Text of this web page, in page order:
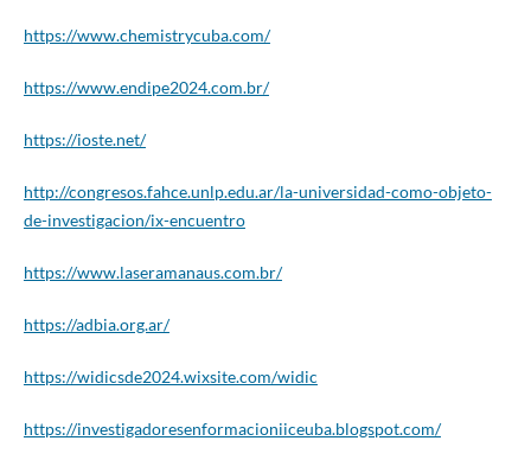
https://www.chemistrycuba.com/
https://www.endipe2024.com.br/
https://ioste.net/
http://congresos.fahce.unlp.edu.ar/la-universidad-como-objeto-
de-investigacion/ix-encuentro
https://www.laseramanaus.com.br/
https://adbia.org.ar/
https://widicsde2024.wixsite.com/widic
https://investigadoresenformacioniiceuba.blogspot.com/